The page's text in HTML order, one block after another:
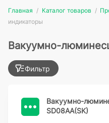
Главная Каталог товаров
индикаторы
Вакуумно-
Фильтр
Вакуумно-
SD08AA(SK)